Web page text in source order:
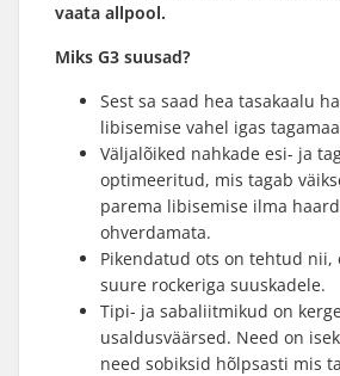
vaata allpool.
Miks G3 suusad?
Sest sa saad hea tasakaalu
libisemise vahel igas
Väljalõiked nahkade esi- ja
optimeeritud, mis tagab
parema libisemise ilma
ohverdamata.
Pikendatud ots on tehtud nii,
suure rockeriga suuskadele.
Tipi- ja sabaliitmikud on
usaldusväärsed. Need on
need sobiksid hõlpsasti mis